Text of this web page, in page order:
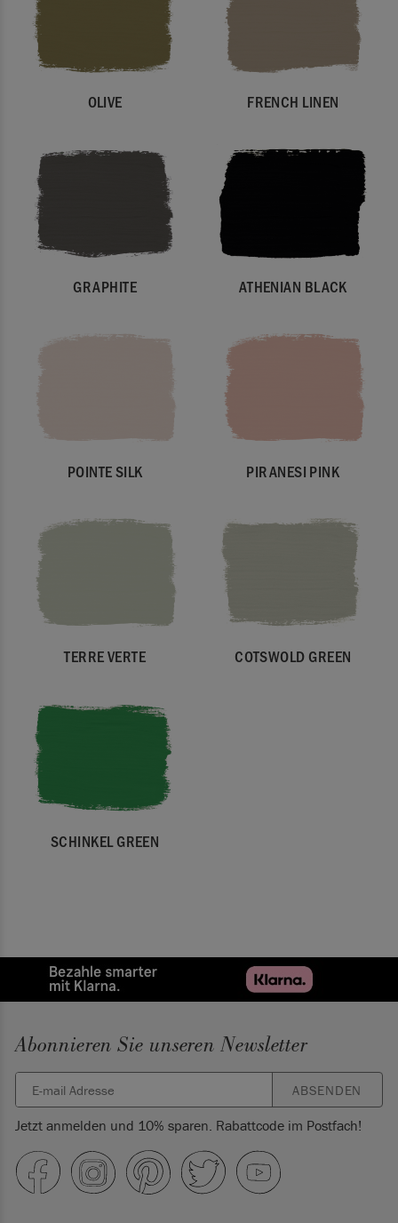
OLIVE FRENCH LINEN
GRAPHITE ATHENIAN BLACK
POINTE SILK PIRANESI PINK
TERRE VERTE COTSWOLD GREEN
SCHINKEL GREEN
Abonnieren Sie unseren Newsletter
ABSENDEN
Jetzt anmelden und 10% sparen. Rabattcode im Postfach!